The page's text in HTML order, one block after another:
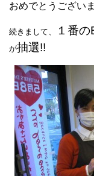
おめでとうござい
続きまして、 １番
が抽選!!